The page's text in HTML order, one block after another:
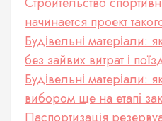
начинается проект
Будівельні матеріали:
без зайвих витрат і
Будівельні матеріали:
вибором ще на етапі